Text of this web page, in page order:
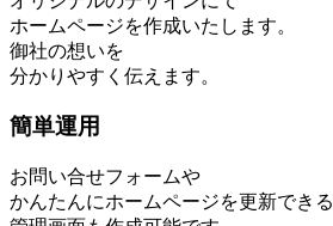
ホームページを作成いたします。
御社の想いを
分かりやすく伝えます。
簡単運用
お問い合せフォームや
かんたんにホームページを更新できる